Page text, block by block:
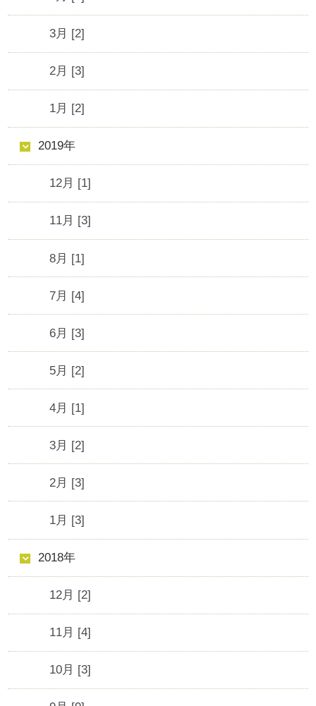
3月 [2]
2月 [3]
1月 [2]
2019年
12月 [1]
11月 [3]
8月 [1]
7月 [4]
6月 [3]
5月 [2]
4月 [1]
3月 [2]
2月 [3]
1月 [3]
2018年
12月 [2]
11月 [4]
10月 [3]